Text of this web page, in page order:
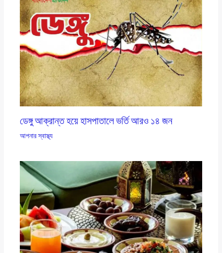
ডেঙ্গু আক্রান্ত হয়ে হাসপাতালে ভর্তি আরও ১৪ জন
আপনার স্বাস্থ্য